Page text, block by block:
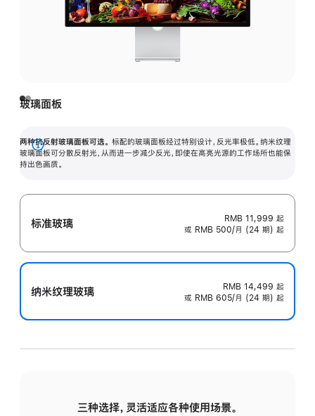
玻璃面板
两种抗反射玻璃面板可选。 标配的玻璃面板经过特别设计，反光率极低。纳米纹理
玻璃面板可分散反射光，从而进一步减少反光，即使在高亮光源的工作场所也能保
持出色画质。
展
开
标准玻璃 RMB 11,999 起
或 RMB 500/月 (24 期) 起
纳米纹理玻璃 RMB 14,499 起
或 RMB 605/月 (24 期) 起
三种选择，灵活适应各种使用场景。